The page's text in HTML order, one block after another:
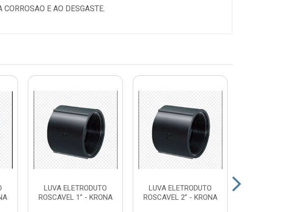
E AO DESGASTE.
LUVA ELETRODUTO
ROSCAVEL 1” - KRONA
LUVA ELETRODUTO
ROSCAVEL 2” - KRONA